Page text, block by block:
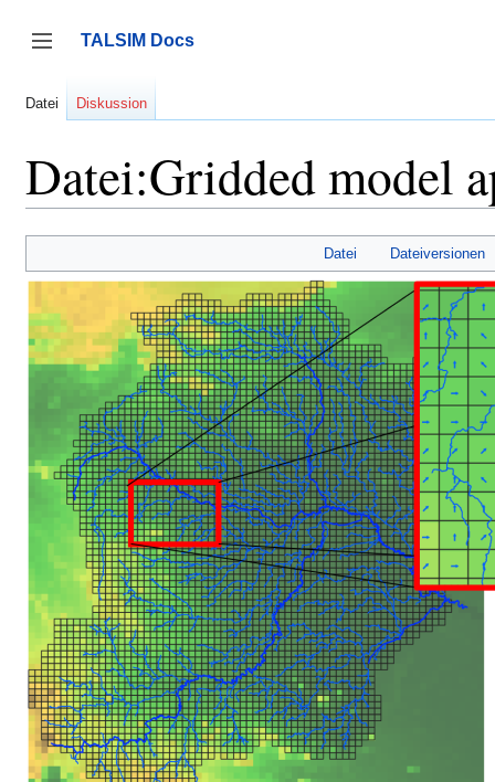
springen
Seitenleiste umschalten
TALSIM Docs
Datei Diskussion
Datei:Gridded model
Datei Dateiversionen